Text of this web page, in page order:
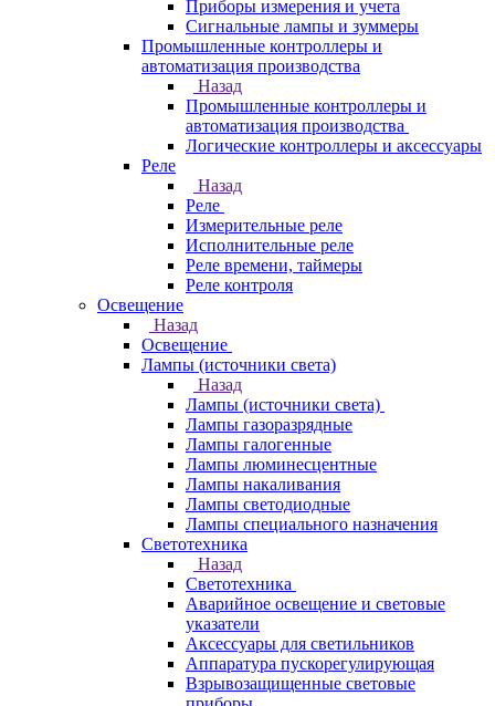
Приборы измерения и учета
Сигнальные лампы и зуммеры
Промышленные контроллеры и
автоматизация производства
Назад
Промышленные контроллеры и
автоматизация производства
Логические контроллеры и аксессуары
Реле
Назад
Реле
Измерительные реле
Исполнительные реле
Реле времени, таймеры
Реле контроля
Освещение
Назад
Освещение
Лампы (источники света)
Назад
Лампы (источники света)
Лампы газоразрядные
Лампы галогенные
Лампы люминесцентные
Лампы накаливания
Лампы светодиодные
Лампы специального назначения
Светотехника
Назад
Светотехника
Аварийное освещение и световые
указатели
Аксессуары для светильников
Аппаратура пускорегулирующая
Взрывозащищенные световые